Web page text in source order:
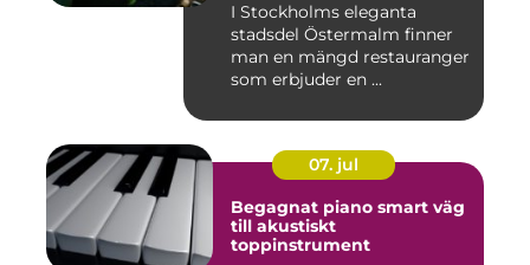
I Stockholms eleganta
stadsdel Östermalm finner
man en mängd restauranger
som erbjuder en ...
07. jul
Begagnat piano smart väg
till akustiskt
toppinstrument